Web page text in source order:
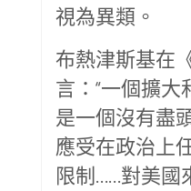
視為異類。
布熱津斯基在
言：“一個擴
是一個沒有盡
應受在政治上
限制……對美國